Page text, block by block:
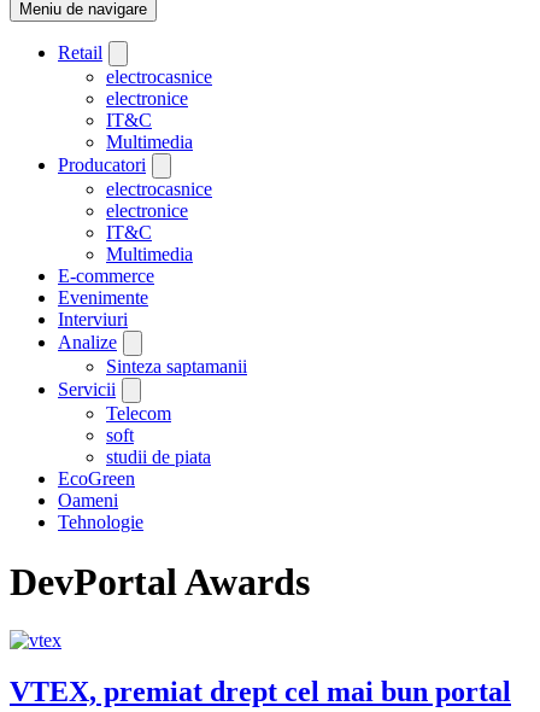
Meniu de navigare
Retail
electrocasnice
electronice
IT&C
Multimedia
Producatori
electrocasnice
electronice
IT&C
Multimedia
E-commerce
Evenimente
Interviuri
Analize
Sinteza saptamanii
Servicii
Telecom
soft
studii de piata
EcoGreen
Oameni
Tehnologie
DevPortal Awards
VTEX, premiat drept cel mai bun portal